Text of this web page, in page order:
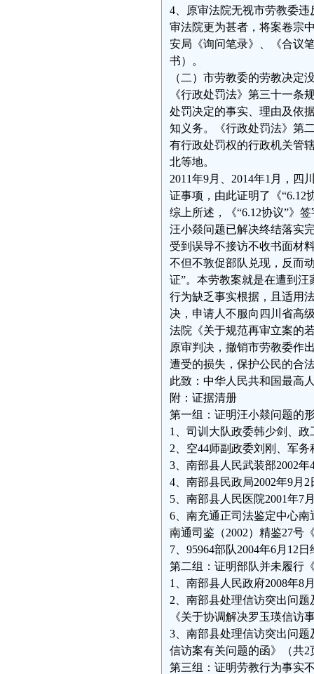
4、原审法院无视市劳教委
审法院更为甚者，将案卷宗
安局《询问笔录》、《合议
书）。
（二）市劳教委的劳教决定
《行政处罚法》第三十一条
处罚决定的事实、理由及依
知义务。《行政处罚法》第
有行政处罚权的行政机关管
北等地。
2011年9月、2014年1月，四
证事项，由此证明了《“6.12
综上所述，《“6.12协议”》
汪小燚问题已解决终结落实
受到误导不接访不收书面材
不但不敦促部队兑现，反而
证”。本劳教案就是在遭到
行为缺乏事实根据，且适用
决，申请人不服向四川省高
法院《关于规范再审立案的
原审判决，撤销市劳教委作
遭受的损失，保护公民的合
此致：中华人民共和国最高
附：证据清册
第一组：证明汪小燚问题的
1、司训大队政委韩少剑、
2、空44师副政委刘刚、军
3、南部县人民武装部2002
4、南部县民政局2002年9月
5、南部县人民医院2001年7
6、南充通正司法鉴定中心
南通司鉴（2002）精鉴27号
7、95964部队2004年6月12
第二组：证明部队并未履行
1、南部县人民政府2008年8
2、南部县处理信访突出问题
《关于协调解决罗玉瑛信访
3、南部县处理信访突出问题
信访案有关问题的函》（共2
第三组：证明劳教行为事实